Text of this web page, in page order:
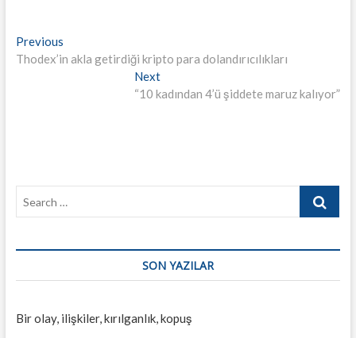
Yazı
gezinmesi
PreviousPrevious
post:
Thodex’in akla getirdiği kripto para dolandırıcılıkları
NextNext
post:
“10 kadından 4’ü şiddete maruz kalıyor”
Search
SON YAZILAR
Bir olay, ilişkiler, kırılganlık, kopuş